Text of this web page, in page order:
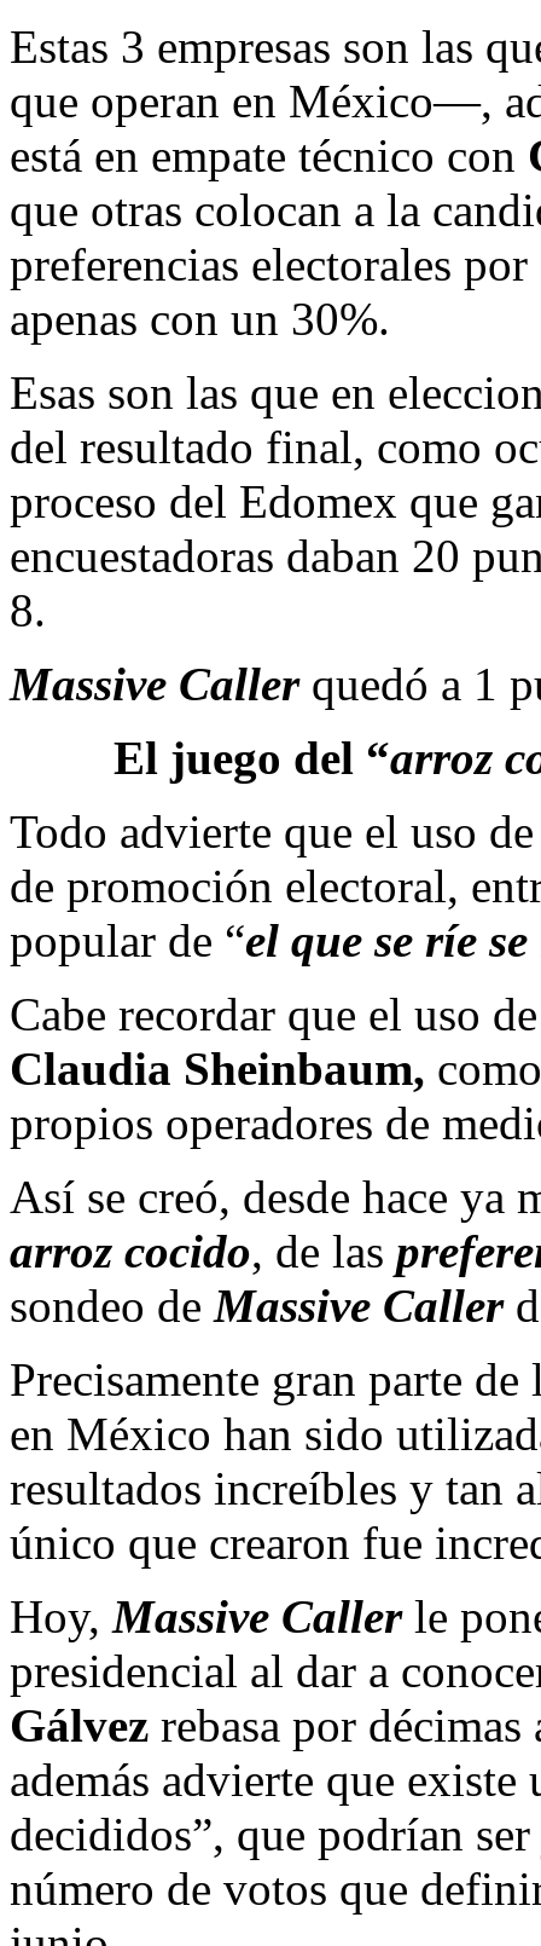
Estas 3 empresas son las
que operan en México—,
está en empate técnico con
que otras colocan a la
preferencias electorales
apenas con un 30%.
Esas son las que en
del resultado final, como
proceso del Edomex que
encuestadoras daban 20
8.
Massive Callerquedó a 1
El juego del “arroz
Todo advierte que el uso
de promoción electoral,
popular de “el que se ríe
Cabe recordar que el uso
Claudia Sheinbaum,
propios operadores de
Así se creó, desde hace ya
arroz cocido, de las
sondeo deMassive Caller
Precisamente gran parte
en México han sido
resultados increíbles y tan
único que crearon fue
Hoy,Massive Callerle
presidencial al dar a
Gálvez rebasa por
además advierte que
decididos”, que podrían
número de votos que